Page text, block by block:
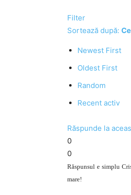
Filter
Sortează după:
Newest First
Oldest First
Random
Recent activ
Răspunde la
0
0
Răspunsul e simplu
mare!